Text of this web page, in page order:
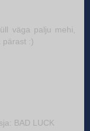
väga palju mehi,
pärast :)
BAD LUCK